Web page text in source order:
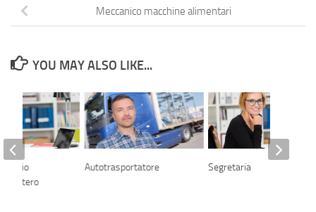
Meccanico macchine alimentari
YOU MAY ALSO LIKE...
Autotrasportatore Segretaria
ufficio
estero